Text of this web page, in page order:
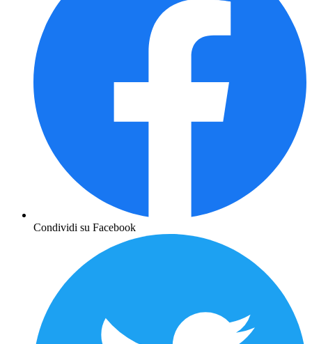
Condividi su Facebook